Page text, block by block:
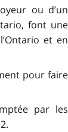
ou d’un
font une
et en
pour faire
par les